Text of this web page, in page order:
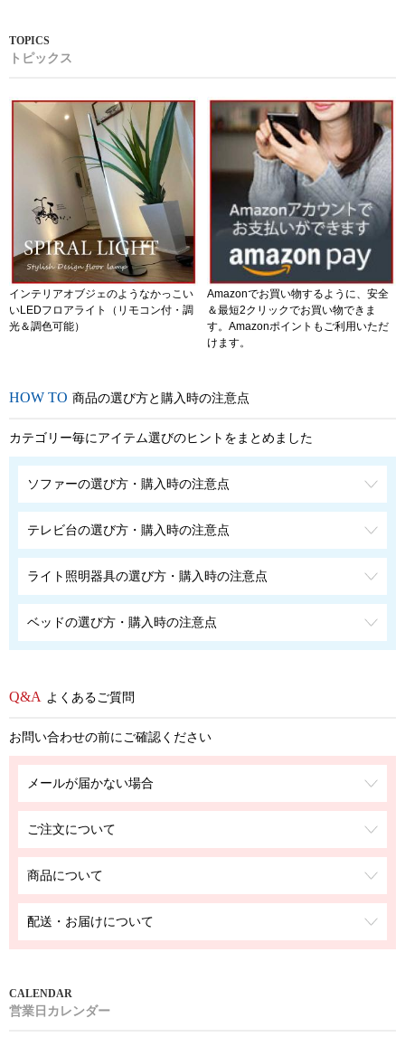
トピックス
インテリアオブジェのようなかっこい
いLEDフロアライト（リモコン付・調
光＆調色可能）
Amazonでお買い物するように、安全
＆最短2クリックでお買い物できま
す。Amazonポイントもご利用いただ
けます。
商品の選び方と購入時の注意点
カテゴリー毎にアイテム選びのヒントをまとめました
ソファーの選び方・購入時の注意点
テレビ台の選び方・購入時の注意点
ライト照明器具の選び方・購入時の注意点
ベッドの選び方・購入時の注意点
よくあるご質問
お問い合わせの前にご確認ください
メールが届かない場合
ご注文について
商品について
配送・お届けについて
営業日カレンダー